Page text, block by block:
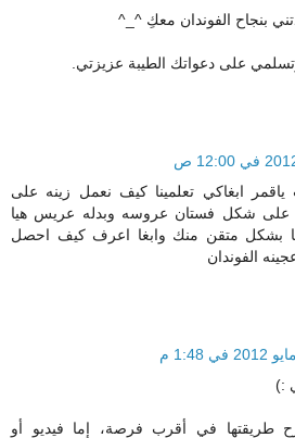
بنجاح الفوندان معكِ ^_^
على دعواتك الطيبة عزيزتي.
ياقمر ابغاكي تعلمينا كيف نعمل زينه على
على شكل فستان عروسه وبدله عريس هيا
بشكل متقن منك وابغا اعرف كيف احصل
الفوندان
:)
طريقتها في أقرب فرصة، إما فيديو أو